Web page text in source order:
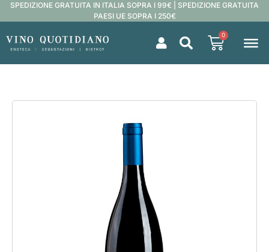
SPEDIZIONE GRATUITA IN ITALIA SOPRA I 99€ | SPEDIZIONE GRATUITA
PAESI UE SOPRA I 250€
0